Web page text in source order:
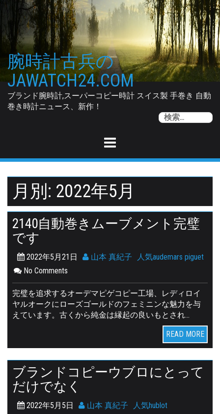
content
腕時計古兵の
JAWATCH24.COM
ブランド腕時計,スーパーコピー時計 スイス製 手巻き 自動
巻き時計ニュース、新作！
月別: 2022年5月
2140自動巻きムーブメント完璧
です
2022年5月21日 山本 真紀子
人気audemars piguet
No Comments
完璧を追求するオーデマピゲコピー工場、レディロイ
ヤルオークにローズゴールドのフェミニンな魅力を与
えています。古くから純金は縁起の良いもとされ…
READ MORE
ブランドコピーウブロにとって
だけでなく
2022年5月5日 山本 真紀子
人気hublot